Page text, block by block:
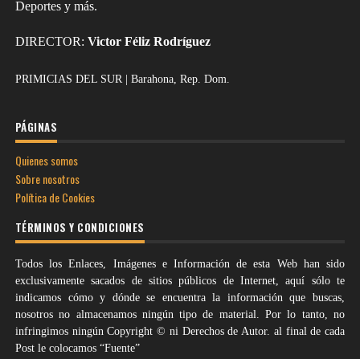
Deportes y más.
DIRECTOR: Victor Féliz Rodríguez
PRIMICIAS DEL SUR | Barahona, Rep. Dom.
PÁGINAS
Quienes somos
Sobre nosotros
Política de Cookies
TÉRMINOS Y CONDICIONES
Todos los Enlaces, Imágenes e Información de esta Web han sido
exclusivamente sacados de sitios públicos de Internet, aquí sólo te
indicamos cómo y dónde se encuentra la información que buscas,
nosotros no almacenamos ningún tipo de material. Por lo tanto, no
infringimos ningún Copyright © ni Derechos de Autor. al final de cada
Post le colocamos “Fuente”